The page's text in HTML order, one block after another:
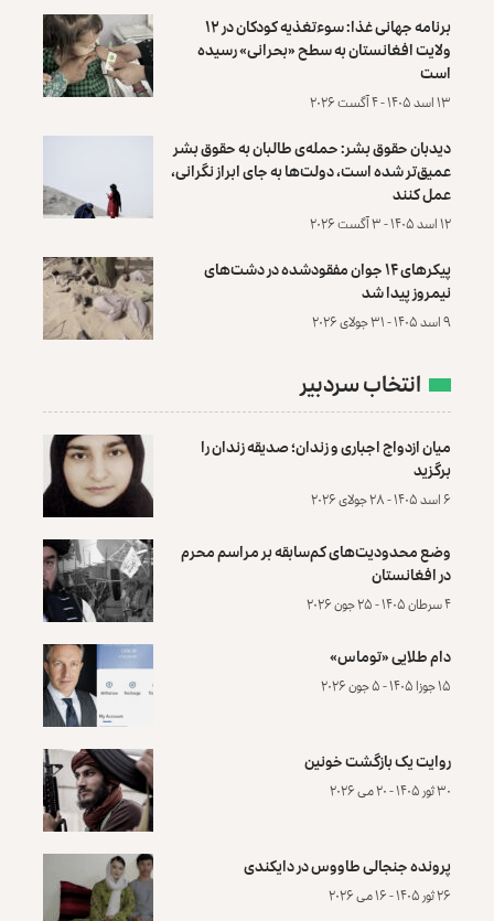
برنامه جهانی غذا: سوءتغذیه کودکان در ۱۲
ولایت افغانستان به سطح «بحرانی» رسیده
است
۱۳ اسد ۱۴۰۵ - ۴ آگست ۲۰۲۶
دیدبان حقوق بشر: حمله‌ی طالبان به حقوق بشر
عمیق‌تر شده است، دولت‌ها به جای ابراز نگرانی،
عمل کنند
۱۲ اسد ۱۴۰۵ - ۳ آگست ۲۰۲۶
پیکرهای ۱۴ جوان مفقودشده در دشت‌های
نیمروز پیدا شد
۹ اسد ۱۴۰۵ - ۳۱ جولای ۲۰۲۶
انتخاب سردبیر
میان ازدواج اجباری و زندان؛ صدیقه زندان را
برگزید
۶ اسد ۱۴۰۵ - ۲۸ جولای ۲۰۲۶
وضع محدودیت‌های کم‌سابقه بر مراسم محرم
در افغانستان
۴ سرطان ۱۴۰۵ - ۲۵ جون ۲۰۲۶
دام طلایی «توماس»
۱۵ جوزا ۱۴۰۵ - ۵ جون ۲۰۲۶
روایت یک بازگشت خونین
۳۰ ثور ۱۴۰۵ - ۲۰ می ۲۰۲۶
پرونده‌ جنجالی طاووس در دایکندی
۲۶ ثور ۱۴۰۵ - ۱۶ می ۲۰۲۶